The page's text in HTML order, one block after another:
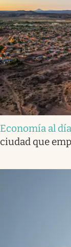
Economía al día
ciudad que